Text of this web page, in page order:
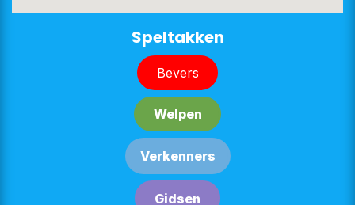
​​​​Speltakken
Bever​​s
Welpe​​n
Verken​​n​​ers
G​​id​​sen